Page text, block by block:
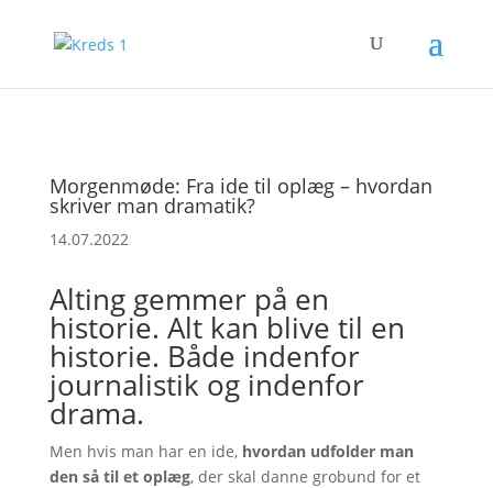
Morgenmøde: Fra ide til oplæg – hvordan
skriver man dramatik?
14.07.2022
Alting gemmer på en
historie. Alt kan blive til en
historie. Både indenfor
journalistik og indenfor
drama.
Men hvis man har en ide, hvordan udfolder man
den så til et oplæg, der skal danne grobund for et